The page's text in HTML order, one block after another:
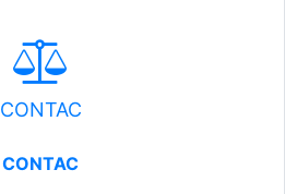
CONTAC
CONTAC